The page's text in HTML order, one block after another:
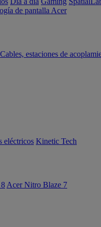
de pantalla Acer
Cables, estaciones de
eléctricos Kinetic Tech
Acer Nitro Blaze 7